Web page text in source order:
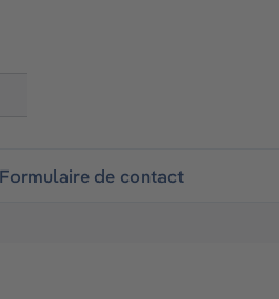
Formulaire de contact